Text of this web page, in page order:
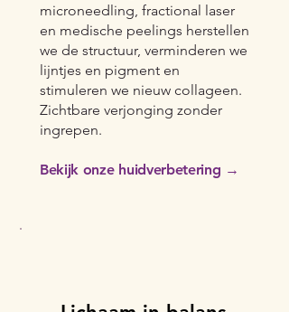
microneedling, fractional laser
en medische peelings herstellen
we de structuur, verminderen we
lijntjes en pigment en
stimuleren we nieuw collageen.
Zichtbare verjonging zonder
ingrepen.
Bekijk onze huidverbetering →